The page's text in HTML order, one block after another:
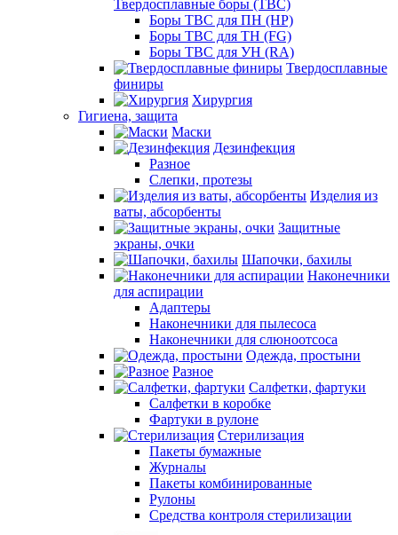
Твердосплавные боры (ТВС)
Боры ТВС для ПН (HP)
Боры ТВС для ТН (FG)
Боры ТВС для УН (RA)
Твердосплавные
финиры
Хирургия
Гигиена, защита
Маски
Дезинфекция
Разное
Слепки, протезы
Изделия из
ваты, абсорбенты
Защитные
экраны, очки
Шапочки, бахилы
Наконечники
для аспирации
Адаптеры
Наконечники для пылесоса
Наконечники для слюноотсоса
Одежда, простыни
Разное
Салфетки, фартуки
Салфетки в коробке
Фартуки в рулоне
Стерилизация
Пакеты бумажные
Журналы
Пакеты комбинированные
Рулоны
Средства контроля стерилизации